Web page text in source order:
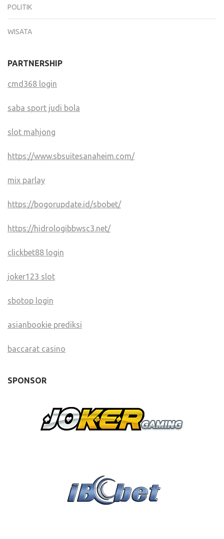
POLITIK
WISATA
PARTNERSHIP
cmd368 login
saba sport judi bola
slot mahjong
https://www.sbsuitesanaheim.com/
mix parlay
https://bogorupdate.id/sbobet/
https://hidrologibbwsc3.net/
clickbet88 login
joker123 slot
sbotop login
asianbookie prediksi
baccarat casino
SPONSOR